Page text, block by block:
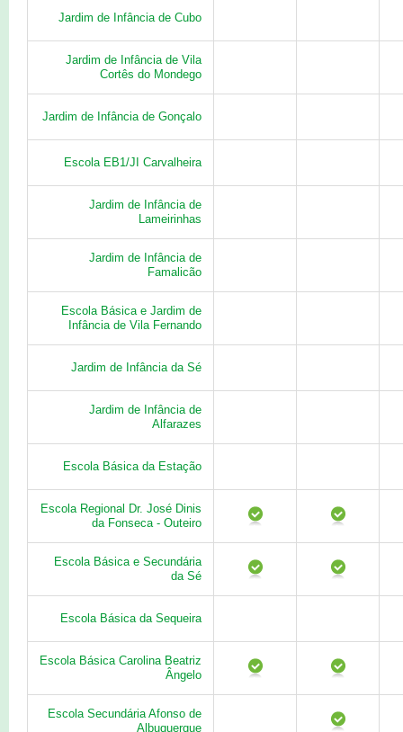
Jardim de Infância de Cubo
Jardim de Infância de Vila
Cortês do Mondego
Jardim de Infância de Gonçalo
Escola EB1/JI Carvalheira
Jardim de Infância de
Lameirinhas
Jardim de Infância de
Famalicão
Escola Básica e Jardim de
Infância de Vila Fernando
Jardim de Infância da Sé
Jardim de Infância de
Alfarazes
Escola Básica da Estação
Escola Regional Dr. José Dinis
da Fonseca - Outeiro
Escola Básica e Secundária
da Sé
Escola Básica da Sequeira
Escola Básica Carolina Beatriz
Ângelo
Escola Secundária Afonso de
Albuquerque